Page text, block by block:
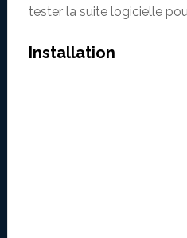
tester la suite logicielle
Installation